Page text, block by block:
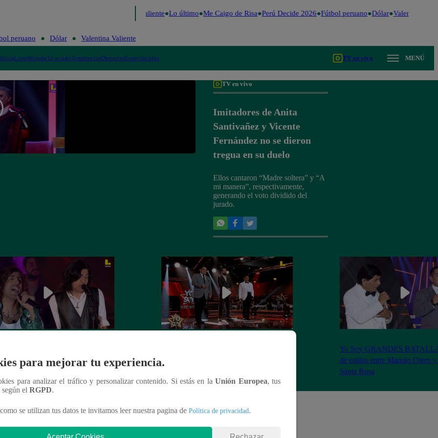
Valentina Valiente Lo último Me Caigo de Risa Perú Decide 2026 Fútbol peruano Dólar Valentina
peruano Dólar Valentina Valiente
LimaMundoTe ayudoTendenciasDeportesEspectáculos TV en vivo MENÚ
TV en vivo
Imitadores de Anita
Santivañez y Vicente
Fernández no se dieron
tregua en su duelo
Ellos cantaron “Madre soltera” y “A
mi manera”, respectivamente,
generando el voto dividido del
jurado.
el escenario con el reto de
Mateos
Yo Soy GRANDES
de estilos entre Manolo Otero
Santa Rosa
para mejorar tu experiencia.
para analizar el tráfico y personalizar contenido. Si estás en laUnión Europea, tus
según el RGPD.
se utilizan tus datos te invitamos leer nuestra pagina de Política de privacidad.